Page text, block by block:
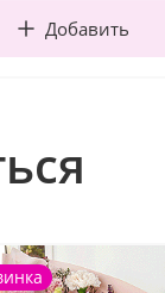
Добавить